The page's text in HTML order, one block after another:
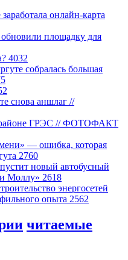
онлайн-карта
площадку для
4032
собралась большая
снова аншлаг //
районе ГРЭС // ФОТОФАКТ
— ошибка, которая
2760
новый автобусный
Моллу» 2618
энергосетей
опыта 2562
читаемые